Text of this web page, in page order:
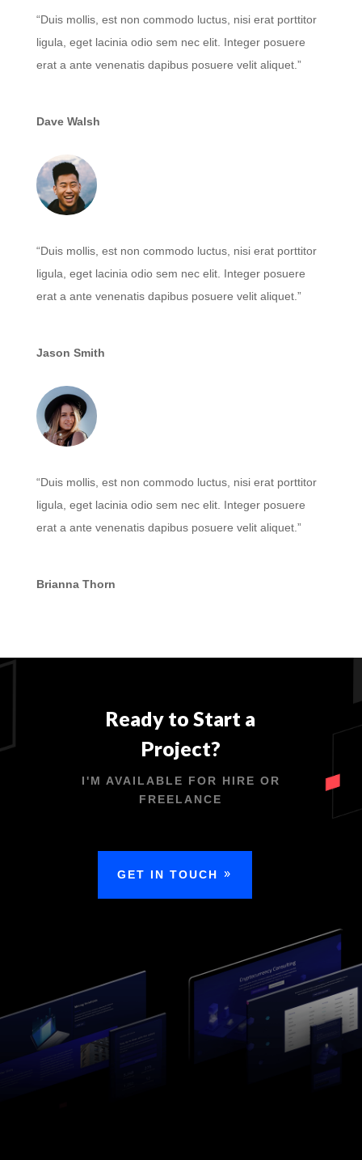
“Duis mollis, est non commodo luctus, nisi erat porttitor
ligula, eget lacinia odio sem nec elit. Integer posuere
erat a ante venenatis dapibus posuere velit aliquet.”
Dave Walsh
“Duis mollis, est non commodo luctus, nisi erat porttitor
ligula, eget lacinia odio sem nec elit. Integer posuere
erat a ante venenatis dapibus posuere velit aliquet.”
Jason Smith
“Duis mollis, est non commodo luctus, nisi erat porttitor
ligula, eget lacinia odio sem nec elit. Integer posuere
erat a ante venenatis dapibus posuere velit aliquet.”
Brianna Thorn
Ready to Start a
Project?
I'M AVAILABLE FOR HIRE OR
FREELANCE
GET IN TOUCH